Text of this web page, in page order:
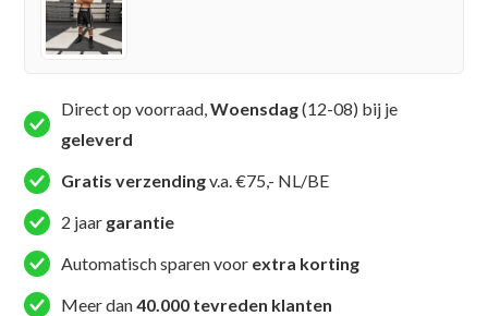
SHORT
Direct op voorraad,Woensdag(12-08) bij je
geleverd
Gratis verzendingv.a. €75,- NL/BE
2 jaar garantie
Automatisch sparen voor extra korting
Meer dan40.000 tevreden klanten